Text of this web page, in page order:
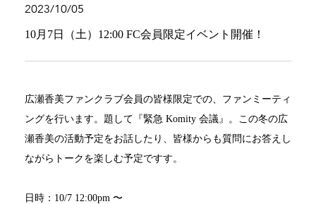
2023/10/05
10月7日（土）12:00 FC会員限定イベント開催！
広瀬香美ファンクラブ会員の皆様限定での、ファンミーティ
ングを行います。題して『緊急 Komity 会議』。この冬の広
瀬香美の活動予定をお話したり、皆様からも質問にお答えし
ながらトークを楽しむ予定ですす。
日時：10/7 12:00pm 〜